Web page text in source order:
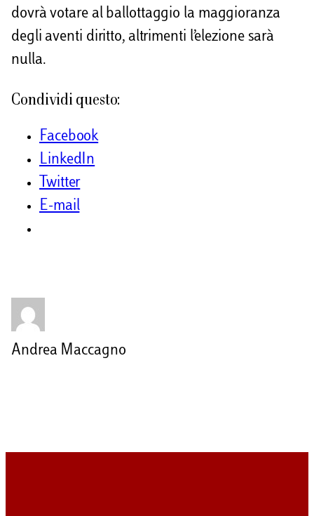
dovrà votare al ballottaggio la maggioranza
degli aventi diritto, altrimenti l’elezione sarà
nulla.
Condividi questo:
Facebook
LinkedIn
Twitter
E-mail
Andrea Maccagno